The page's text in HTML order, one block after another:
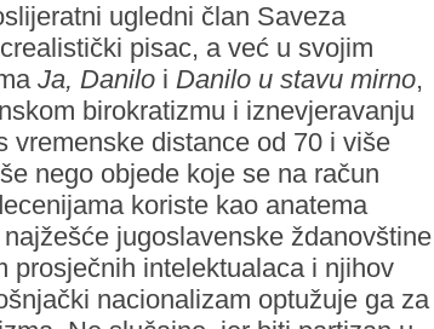
ugledni član Saveza
pisac, a već u svojim
Ja, Danilo i Danilo u stavu mirno,
birokratizmu i iznevjeravanju
vremenske distance od 70 i više
nego objede koje se na račun
koriste kao anatema
jugoslavenske ždanovštine
prosječnih intelektualaca i njihov
nacionalizam optužuje ga za